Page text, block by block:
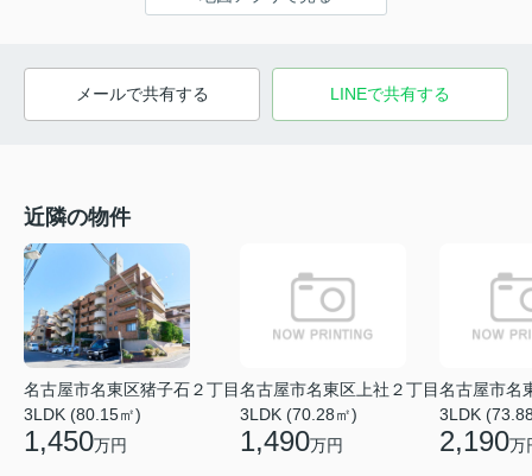
メールで共有する LINEで共有する
近隣の物件
名古屋市名東区猪子石２丁目
3LDK (80.15㎡)
1,450万円
名古屋市名東区上社２丁目
3LDK (70.28㎡)
1,490万円
名古屋市名
3LDK
2,190万